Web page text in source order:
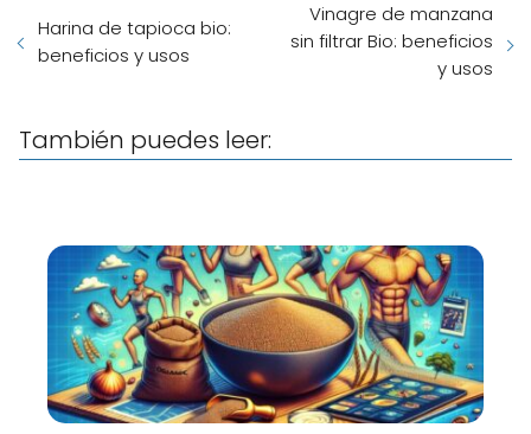
Harina de tapioca bio:
beneficios y usos
Vinagre de manzana
sin filtrar Bio: beneficios
y usos
También puedes leer: